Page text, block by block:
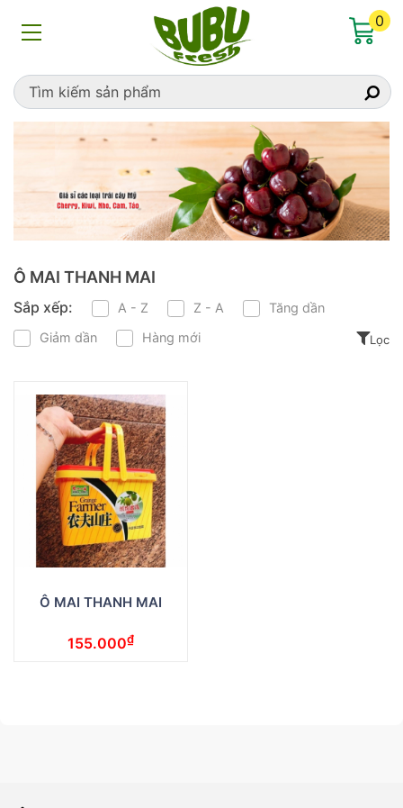
0
Home Ô MAI THANH MAI
Ô MAI THANH MAI
Sắp xếp: A - Z Z - A
Tăng dần
Giảm dần
Hàng mới Lọc
Ô MAI THANH MAI
155.000₫